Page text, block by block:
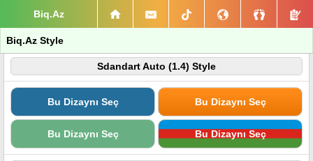
Biq.Az
Biq.Az Style
Sdandart Auto (1.4) Style
Bu Dizaynı Seç Bu Dizaynı Seç
Bu Dizaynı Seç Bu Dizaynı Seç